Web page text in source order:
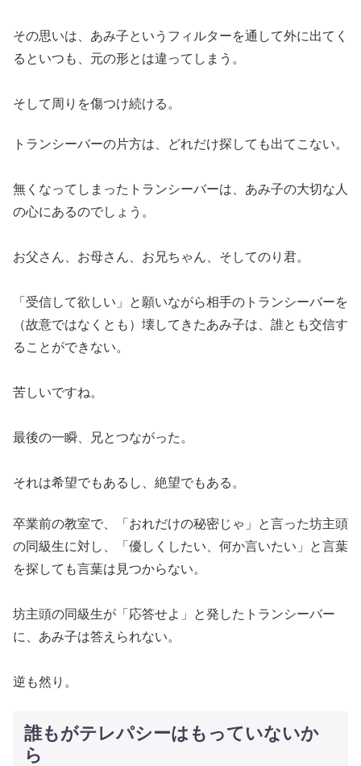
その思いは、あみ子というフィルターを通して外に出てく
るといつも、元の形とは違ってしまう。
そして周りを傷つけ続ける。
トランシーバーの片方は、どれだけ探しても出てこない。
無くなってしまったトランシーバーは、あみ子の大切な人
の心にあるのでしょう。
お父さん、お母さん、お兄ちゃん、そしてのり君。
「受信して欲しい」と願いながら相手のトランシーバーを
（故意ではなくとも）壊してきたあみ子は、誰とも交信す
ることができない。
苦しいですね。
最後の一瞬、兄とつながった。
それは希望でもあるし、絶望でもある。
卒業前の教室で、「おれだけの秘密じゃ」と言った坊主頭
の同級生に対し、「優しくしたい、何か言いたい」と言葉
を探しても言葉は見つからない。
坊主頭の同級生が「応答せよ」と発したトランシーバー
に、あみ子は答えられない。
逆も然り。
誰もがテレパシーはもっていないか
ら